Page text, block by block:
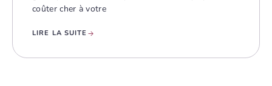
coûter cher à votre
LIRE LA SUITE